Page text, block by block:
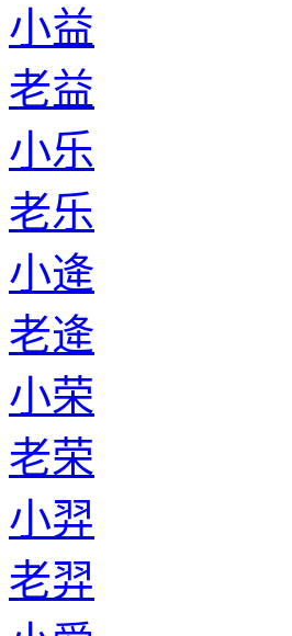
小益
老益
小乐
老乐
小逄
老逄
小荣
老荣
小羿
老羿